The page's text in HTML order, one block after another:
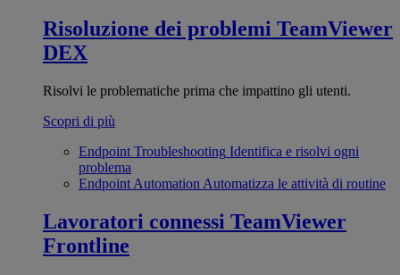
Risoluzione dei problemi TeamViewer
DEX
Risolvi le problematiche prima che impattino gli utenti.
Scopri di più
Endpoint Troubleshooting Identifica e risolvi ogni
problema
Endpoint Automation Automatizza le attività di routine
Lavoratori connessi TeamViewer
Frontline